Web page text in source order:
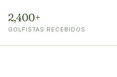
2,400+
GOLFISTAS RECEBIDOS